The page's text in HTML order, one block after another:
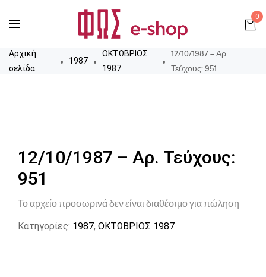
0
Αρχική
σελίδα
1987
ΟΚΤΩΒΡΙΟΣ
1987
12/10/1987 – Αρ.
Τεύχους: 951
12/10/1987 – Αρ. Τεύχους:
951
Το αρχείο προσωρινά δεν είναι διαθέσιμο για πώληση
Κατηγορίες: 1987, ΟΚΤΩΒΡΙΟΣ 1987